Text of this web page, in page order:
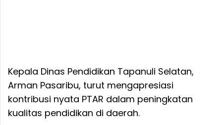
Kepala Dinas Pendidikan Tapanuli Selatan,
Arman Pasaribu, turut mengapresiasi
kontribusi nyata PTAR dalam peningkatan
kualitas pendidikan di daerah.